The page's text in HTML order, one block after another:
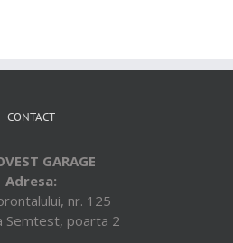
CONTACT
GARAGE
Adresa:
nr. 125
Semtest, poarta 2